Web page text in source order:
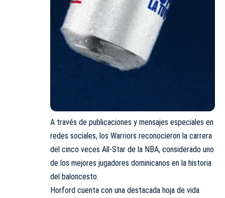
A través de publicaciones y mensajes especiales en
redes sociales, los Warriors reconocieron la carrera
del cinco veces All-Star de la NBA, considerado uno
de los mejores jugadores dominicanos en la historia
del baloncesto.
Horford cuenta con una destacada hoja de vida